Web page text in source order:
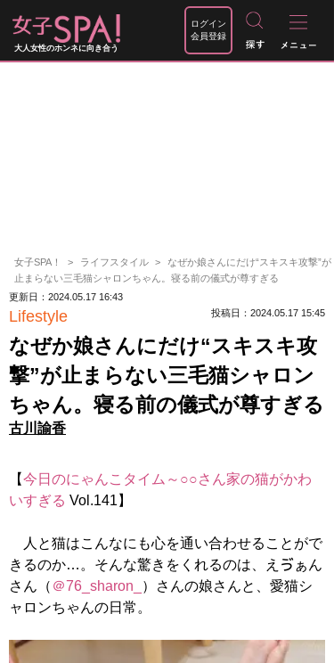
大人女性のホンネに向き合う
ログイン
会員登録
女子SPA！ ライフスタイル
なぜか娘さんにだけ“スキスキ攻撃”が
止まらない三毛猫シャロンちゃん。寝る前の儀式が尊すぎる
更新日：2024.05.17 16:43
Lifestyle 投稿日：2024.05.17 15:45
なぜか娘さんにだけ“スキスキ攻
撃”が止まらない三毛猫シャロン
ちゃん。寝る前の儀式が尊すぎる
古川諭香
【今日のにゃんこタイム～○○さん家の猫がかわ
いすぎる Vol.141】
人と猫はこんなにも心を通い合わせることがで
きるのか…。そんな驚きをくれるのは、えゔぁん
さん（ ＠76_sharon_
）さんの娘さんと、愛猫シ
ャロンちゃんの日常。